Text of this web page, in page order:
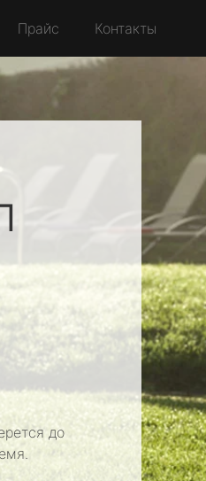
Прайс Контакты
до